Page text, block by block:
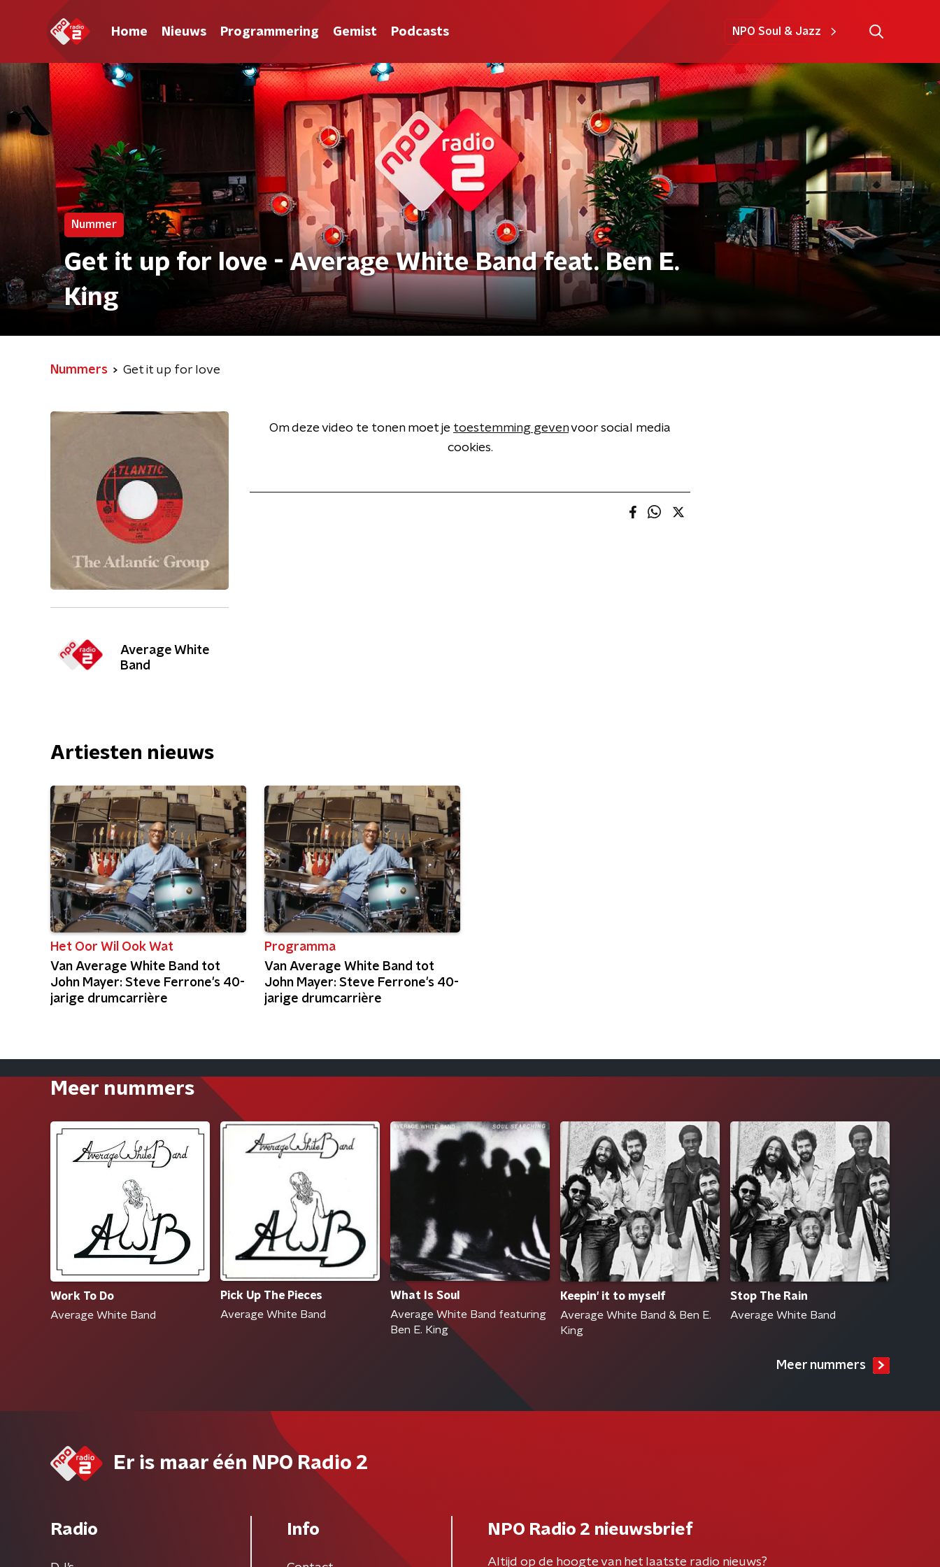
Home Nieuws Programmering Gemist Podcasts NPO Soul & Jazz
Nummer
Get it up for love - Average White Band feat. Ben E.
King
Nummers Get it up for love
Average White
Band
Om deze video te tonen moet je toestemming gevenvoor social media
cookies.
Artiesten nieuws
Het Oor Wil Ook Wat
Van Average White Band tot
John Mayer: Steve Ferrone's 40-
jarige drumcarrière
Programma
Van Average White Band tot
John Mayer: Steve Ferrone's 40-
jarige drumcarrière
Meer nummers
Work To Do
Average White Band
Pick Up The Pieces
Average White Band
What Is Soul
Average White Band featuring
Ben E. King
Keepin' it to myself
Average White Band & Ben E.
King
Stop The Rain
Average White Band
Meer nummers
Er is maar één NPO Radio 2
Radio Info NPO Radio 2 nieuwsbrief
Altijd op de hoogte van het laatste radio nieuws?